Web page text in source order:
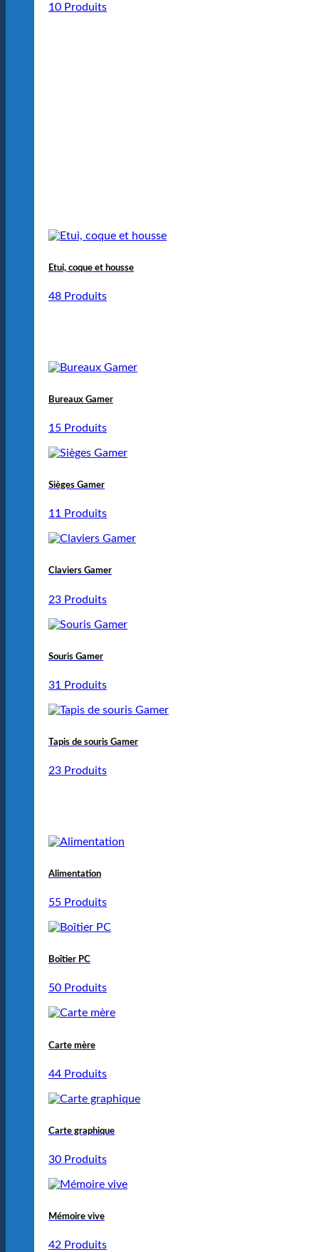
10 Produits
Etui, coque et housse
48 Produits
Bureaux Gamer
15 Produits
Sièges Gamer
11 Produits
Claviers Gamer
23 Produits
Souris Gamer
31 Produits
Tapis de souris Gamer
23 Produits
Alimentation
55 Produits
Boîtier PC
50 Produits
Carte mère
44 Produits
Carte graphique
30 Produits
Mémoire vive
42 Produits